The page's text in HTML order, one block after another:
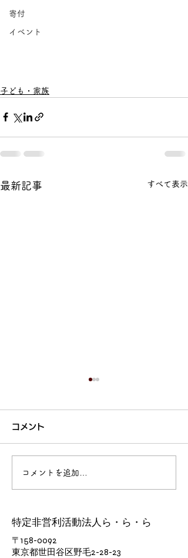
寄付
イベント
子ども・家族
最新記事 すべて表示
今日の楽ちん堂 2026年
ークを付けてください〜
コメント
コメントを追加…
特定非営利活動法人ら・ら・ら
東京都世田谷区野毛2-28-23
​〒158-0092